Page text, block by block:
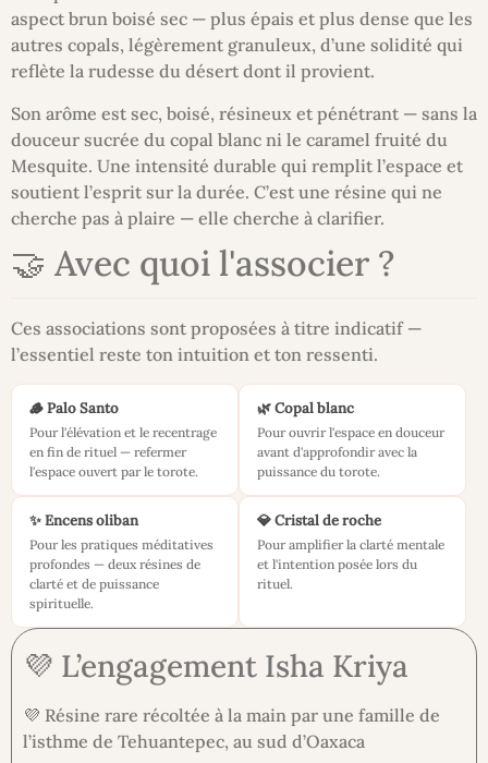
aspect brun boisé sec — plus épais et plus dense que les
autres copals, légèrement granuleux, d’une solidité qui
reflète la rudesse du désert dont il provient.
Son arôme est sec, boisé, résineux et pénétrant — sans la
douceur sucrée du copal blanc ni le caramel fruité du
Mesquite. Une intensité durable qui remplit l’espace et
soutient l’esprit sur la durée. C’est une résine qui ne
cherche pas à plaire — elle cherche à clarifier.
🤝 Avec quoi l'associer ?
Ces associations sont proposées à titre indicatif —
l’essentiel reste ton intuition et ton ressenti.
🪵 Palo Santo
Pour l'élévation et le recentrage
en fin de rituel — refermer
l'espace ouvert par le torote.
🌿 Copal blanc
Pour ouvrir l'espace en douceur
avant d'approfondir avec la
puissance du torote.
✨ Encens oliban
Pour les pratiques méditatives
profondes — deux résines de
clarté et de puissance
spirituelle.
💎 Cristal de roche
Pour amplifier la clarté mentale
et l'intention posée lors du
rituel.
💜 L’engagement Isha Kriya
💜 Résine rare récoltée à la main par une famille de
l’isthme de Tehuantepec, au sud d’Oaxaca